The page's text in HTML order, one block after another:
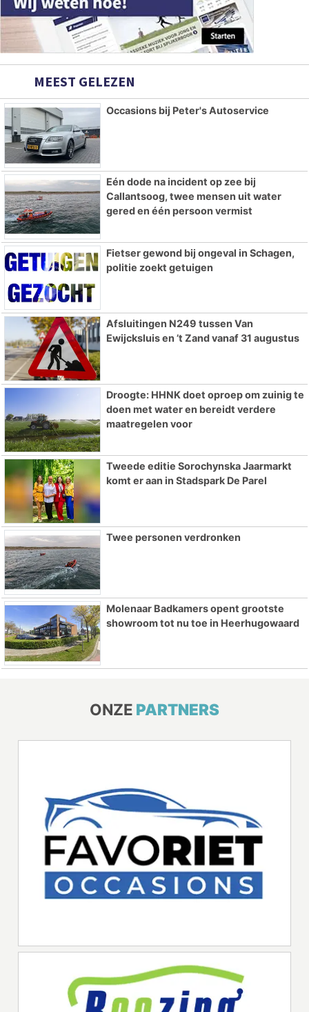
MEEST GELEZEN
Occasions bij Peter's Autoservice
Eén dode na incident op zee bij
Callantsoog, twee mensen uit water
gered en één persoon vermist
Fietser gewond bij ongeval in Schagen,
politie zoekt getuigen
Afsluitingen N249 tussen Van
Ewijcksluis en ’t Zand vanaf 31 augustus
Droogte: HHNK doet oproep om zuinig te
doen met water en bereidt verdere
maatregelen voor
Tweede editie Sorochynska Jaarmarkt
komt er aan in Stadspark De Parel
Twee personen verdronken
Molenaar Badkamers opent grootste
showroom tot nu toe in Heerhugowaard
ONZE PARTNERS